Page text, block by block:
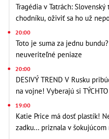
Tragédia v Tatrách:
chodníku, oživiť sa ho už
20:00
Toto je suma za jednu
neuveriteľné peniaze
20:00
DESIVÝ TREND V Rusku
na vojne! Vyberajú si
19:00
Katie Price má dosť plastík!
zadku... priznala v šokujúcom